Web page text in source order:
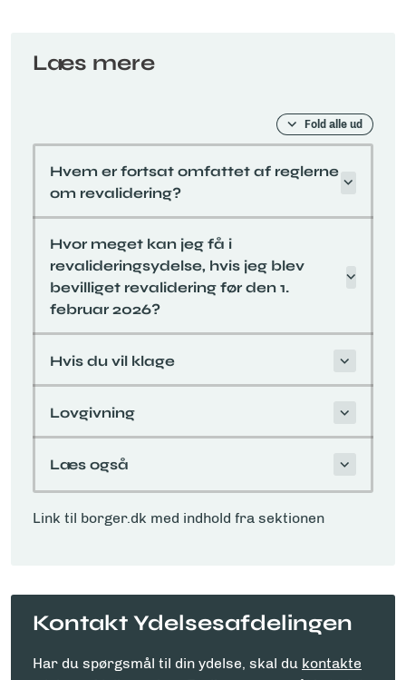
Læs mere
Fold alle ud
Hvem er fortsat omfattet af reglerne
om revalidering?
Hvor meget kan jeg få i
revalideringsydelse, hvis jeg blev
bevilliget revalidering før den 1.
februar 2026?
Hvis du vil klage
Lovgivning
Læs også
Link til borger.dk med indhold fra sektionen
Kontakt Ydelsesafdelingen
Har du spørgsmål til din ydelse, skal du kontakte